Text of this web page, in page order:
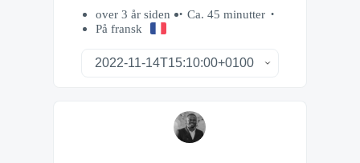
over 3 år siden
Ca. 45 minutter
På fransk